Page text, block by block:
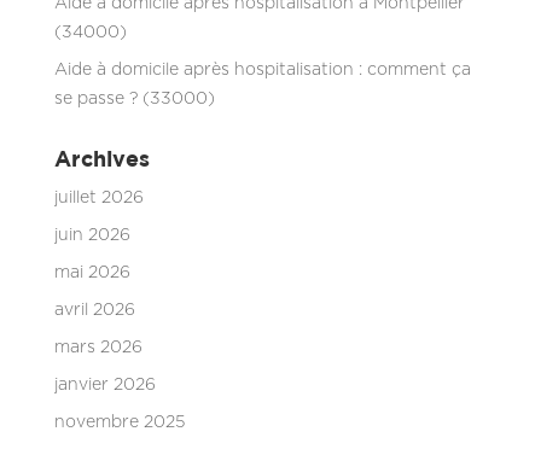
Aide à domicile après hospitalisation à Montpellier
(34000)
Aide à domicile après hospitalisation : comment ça
se passe ? (33000)
Archives
juillet 2026
juin 2026
mai 2026
avril 2026
mars 2026
janvier 2026
novembre 2025